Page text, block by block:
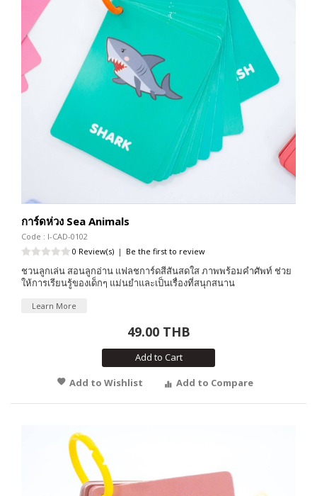
การ์ดห่วง Sea Animals
Code : I-CAD-0102
0 Review(s) | Be the first to review
ชวนลูกเล่น สอนลูกอ่าน แฟลชการ์ดสีสันสดใส ภาพพร้อมคำศัพท์ ช่วย
ให้การเรียนรู้ของเด็กๆ แม่นยำและเป็นเรื่องที่สนุกสนาน
Learn More
49.00 THB
Add to Cart
Add to Wishlist
Add to Compare